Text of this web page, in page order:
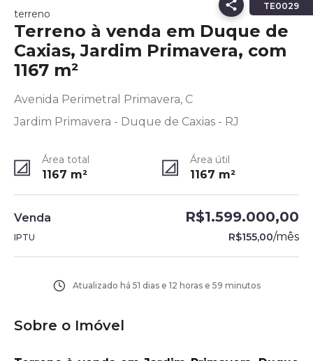
TE0029
terreno
Terreno à venda em Duque de
Caxias, Jardim Primavera, com
1167 m²
Avenida Perimetral Primavera, C
Jardim Primavera - Duque de Caxias - RJ
Área total
1167 m²
Área útil
1167 m²
Venda R$1.599.000,00
IPTU R$155,00/mês
Atualizado há 51 dias e 12 horas e 59 minutos
Sobre o Imóvel